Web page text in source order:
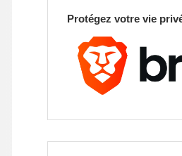
Protégez votre vie